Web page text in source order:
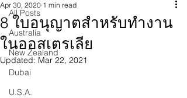
All Posts
Australia
New Zealand
Dubai
U.S.A.
8 ใบอนุญาตสำหรับทำงาน
ในออสเตรเลีย
Apr 30, 2020 1 min read
Updated: Mar 22, 2021